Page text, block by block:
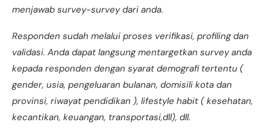
menjawab survey-survey dari anda.
Responden sudah melalui proses verifikasi, profiling dan
validasi. Anda dapat langsung mentargetkan survey anda
kepada responden dengan syarat demografi tertentu (
gender, usia, pengeluaran bulanan, domisili kota dan
provinsi, riwayat pendidikan ), lifestyle habit ( kesehatan,
kecantikan, keuangan, transportasi,dll), dll.